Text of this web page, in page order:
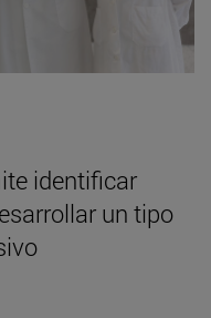
identificar
un tipo